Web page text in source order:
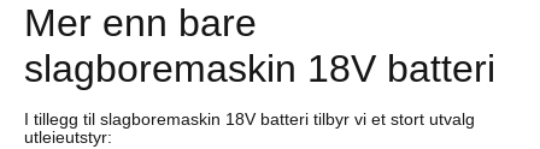
Mer enn bare
slagboremaskin 18V batteri
I tillegg til slagboremaskin 18V batteri tilbyr vi et stort utvalg
utleieutstyr: